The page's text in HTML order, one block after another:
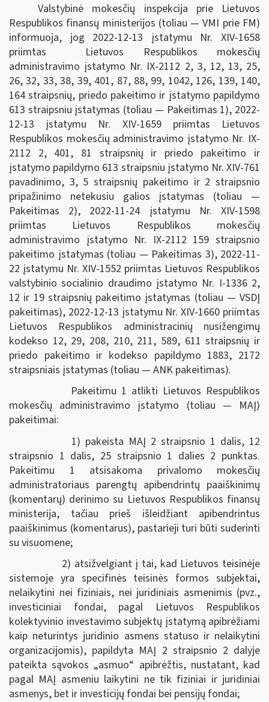
Valstybinė mokesčių inspekcija prie Lietuvos
Respublikos finansų ministerijos (toliau — VMI prie FM)
informuoja, jog 2022-12-13 įstatymu Nr. XIV-1658
priimtas Lietuvos Respublikos mokesčių
administravimo įstatymo Nr. IX-2112 2, 3, 12, 13, 25,
26, 32, 33, 38, 39, 401, 87, 88, 99, 1042, 126, 139, 140,
164 straipsnių, priedo pakeitimo ir įstatymo papildymo
613 straipsniu įstatymas (toliau — Pakeitimas 1), 2022-
12-13 įstatymu Nr. XIV-1659 priimtas Lietuvos
Respublikos mokesčių administravimo įstatymo Nr. IX-
2112 2, 401, 81 straipsnių ir priedo pakeitimo ir
įstatymo papildymo 613 straipsniu įstatymo Nr. XIV-761
pavadinimo, 3, 5 straipsnių pakeitimo ir 2 straipsnio
pripažinimo netekusiu galios įstatymas (toliau —
Pakeitimas 2), 2022-11-24 įstatymu Nr. XIV-1598
priimtas Lietuvos Respublikos mokesčių
administravimo įstatymo Nr. IX-2112 159 straipsnio
pakeitimo įstatymas (toliau — Pakeitimas 3), 2022-11-
22 įstatymu Nr. XIV-1552 priimtas Lietuvos Respublikos
valstybinio socialinio draudimo įstatymo Nr. I-1336 2,
12 ir 19 straipsnių pakeitimo įstatymas (toliau — VSDĮ
pakeitimas), 2022-12-13 įstatymu Nr. XIV-1660 priimtas
Lietuvos Respublikos administracinių nusižengimų
kodekso 12, 29, 208, 210, 211, 589, 611 straipsnių ir
priedo pakeitimo ir kodekso papildymo 1883, 2172
straipsniais įstatymas (toliau — ANK pakeitimas).
Pakeitimu 1 atlikti Lietuvos Respublikos
mokesčių administravimo įstatymo (toliau — MAĮ)
pakeitimai:
1) pakeista MAĮ 2 straipsnio 1 dalis, 12
straipsnio 1 dalis, 25 straipsnio 1 dalies 2 punktas.
Pakeitimu 1 atsisakoma privalomo mokesčių
administratoriaus parengtų apibendrintų paaiškinimų
(komentarų) derinimo su Lietuvos Respublikos finansų
ministerija, tačiau prieš išleidžiant apibendrintus
paaiškinimus (komentarus), pastarieji turi būti suderinti
su visuomene;
2) atsižvelgiant į tai, kad Lietuvos teisinėje
sistemoje yra specifinės teisinės formos subjektai,
nelaikytini nei fiziniais, nei juridiniais asmenimis (pvz.,
investiciniai fondai, pagal Lietuvos Respublikos
kolektyvinio investavimo subjektų įstatymą apibrėžiami
kaip neturintys juridinio asmens statuso ir nelaikytini
organizacijomis), papildyta MAĮ 2 straipsnio 2 dalyje
pateikta sąvokos „asmuo“ apibrėžtis, nustatant, kad
pagal MAĮ asmeniu laikytini ne tik fiziniai ir juridiniai
asmenys, bet ir investicijų fondai bei pensijų fondai;